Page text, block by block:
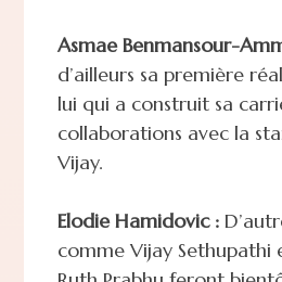
Asmae Benmansour-
d’ailleurs sa première
lui qui a construit sa
collaborations avec la
Vijay.
Elodie Hamidovic :
comme Vijay Sethupathi